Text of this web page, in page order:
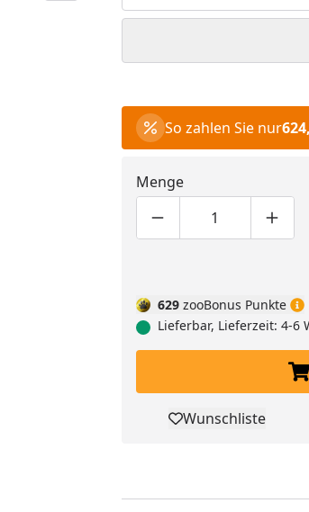
So zahlen Sie nur
Menge
Produktmenge um
629 zooBonus Punkte
Lieferbar, Lieferzeit: 4-6
Produkt zur
Wunschliste